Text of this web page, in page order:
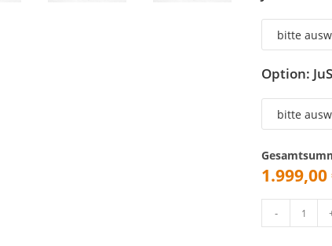
Option:
1.999,00
Carbon
-